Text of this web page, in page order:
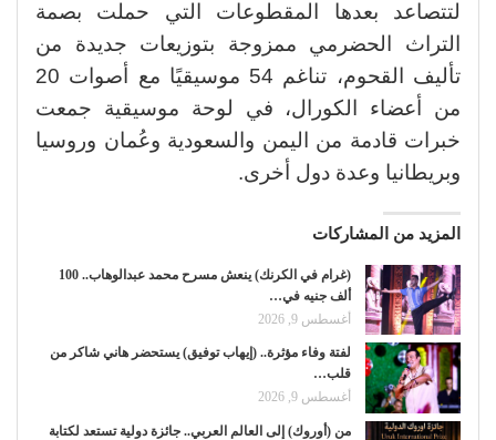
لتتصاعد بعدها المقطوعات التي حملت بصمة
التراث الحضرمي ممزوجة بتوزيعات جديدة من
تأليف القحوم، تناغم 54 موسيقيًا مع أصوات 20
من أعضاء الكورال، في لوحة موسيقية جمعت
خبرات قادمة من اليمن والسعودية وعُمان وروسيا
وبريطانيا وعدة دول أخرى.
المزيد من المشاركات
(غرام في الكرنك) ينعش مسرح محمد عبدالوهاب.. 100
ألف جنيه في…
أغسطس 9, 2026
لفتة وفاء مؤثرة.. (إيهاب توفيق) يستحضر هاني شاكر من
قلب…
أغسطس 9, 2026
من (أوروك) إلى العالم العربي.. جائزة دولية تستعد لكتابة